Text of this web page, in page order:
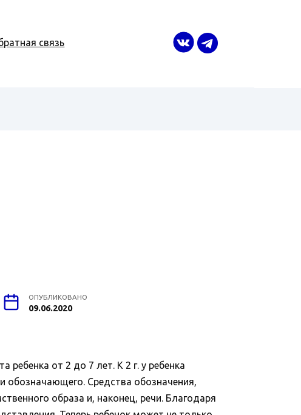
связь
ОПУБЛИКОВАНО
09.06.2020
от 2 до 7 лет. К 2 г. у ребенка
обозначающего. Средства обозначения,
образа и, наконец, речи. Благодаря